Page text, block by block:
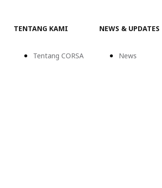
TENTANG KAMI
Tentang CORSA
NEWS & UPDATES
News